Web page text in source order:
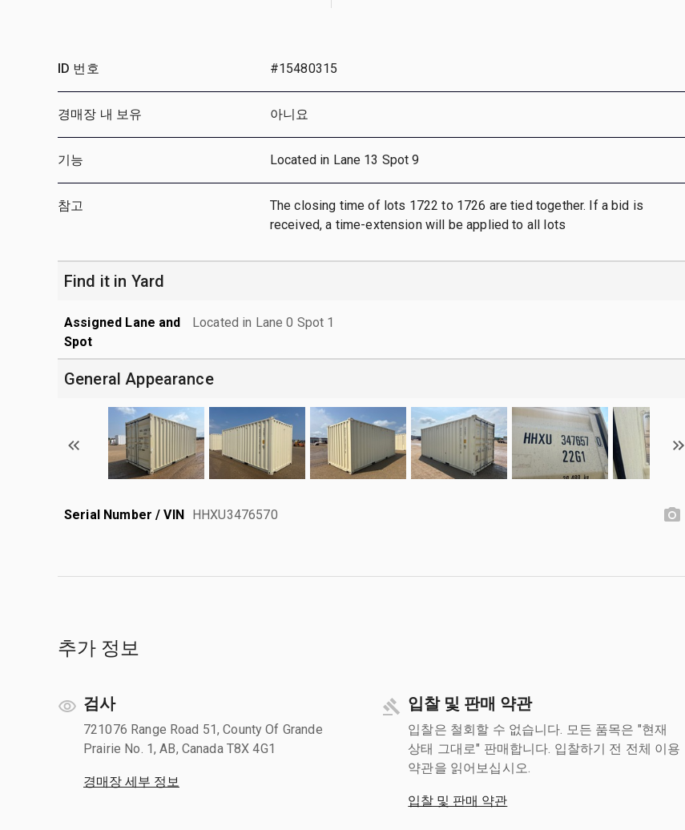
ID 번호 #15480315
경매장 내 보유 아니요
기능 Located in Lane 13 Spot 9
참고
The closing time of lots 1722 to 1726 are tied together. If a bid is
received, a time-extension will be applied to all lots
Find it in Yard
Assigned Lane and
Spot
Located in Lane 0 Spot 1
General Appearance
Serial Number / VIN HHXU3476570
추가 정보
검사
721076 Range Road 51, County Of Grande
Prairie No. 1, AB, Canada T8X 4G1
경매장 세부 정보
입찰 및 판매 약관
입찰은 철회할 수 없습니다. 모든 품목은 "현재
상태 그대로" 판매합니다. 입찰하기 전 전체 이용
약관을 읽어보십시오.
입찰 및 판매 약관